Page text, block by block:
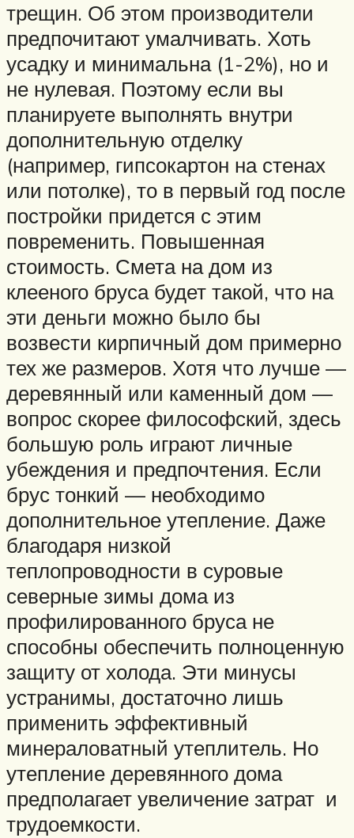
трещин. Об этом производители
предпочитают умалчивать. Хоть
усадку и минимальна (1-2%), но и
не нулевая. Поэтому если вы
планируете выполнять внутри
дополнительную отделку
(например, гипсокартон на стенах
или потолке), то в первый год после
постройки придется с этим
повременить. Повышенная
стоимость. Смета на дом из
клееного бруса будет такой, что на
эти деньги можно было бы
возвести кирпичный дом примерно
тех же размеров. Хотя что лучше —
деревянный или каменный дом —
вопрос скорее философский, здесь
большую роль играют личные
убеждения и предпочтения. Если
брус тонкий — необходимо
дополнительное утепление. Даже
благодаря низкой
теплопроводности в суровые
северные зимы дома из
профилированного бруса не
способны обеспечить полноценную
защиту от холода. Эти минусы
устранимы, достаточно лишь
применить эффективный
минераловатный утеплитель. Но
утепление деревянного дома
предполагает увеличение затрат и
трудоемкости.